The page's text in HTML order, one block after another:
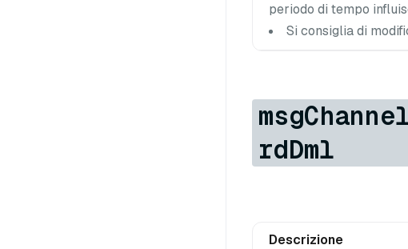
periodo di tempo
Si consiglia di
rdDml
Descrizione